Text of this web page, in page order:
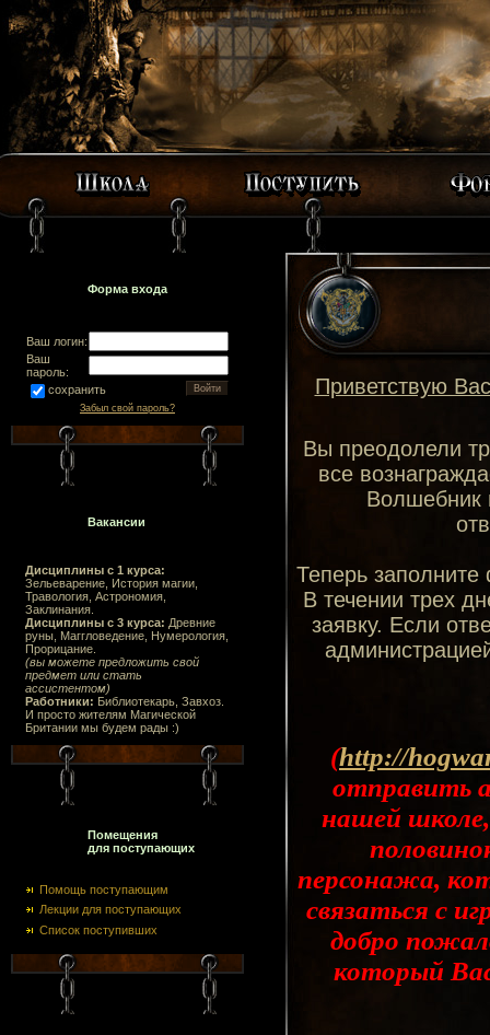
Форма входа
Ваш логин:
Ваш
пароль:
сохранить
Забыл свой пароль?
Вакансии
Дисциплины с 1 курса:
Зельеварение, История магии,
Травология, Астрономия,
Заклинания.
Дисциплины с 3 курса: Древние
руны, Маггловедение, Нумерология,
Прорицание.
(вы можете предложить свой
предмет или стать
ассистентом)
Работники: Библиотекарь, Завхоз.
И просто жителям Магической
Британии мы будем рады :)
Помещения
для поступающих
Помощь поступающим
Лекции для поступающих
Список поступивших
Приветствую
Вы преодолели
все
Волшебник
Теперь
В течении трех
заявку. Если
(http://
отправить
нашей
персонажа,
связаться с
добро
который